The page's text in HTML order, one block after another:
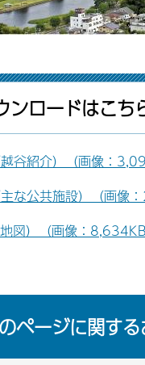
ンロードはこち
谷紹介）（画像：
な公共施設）（画像
図）（画像：8,634KB
ページに関す